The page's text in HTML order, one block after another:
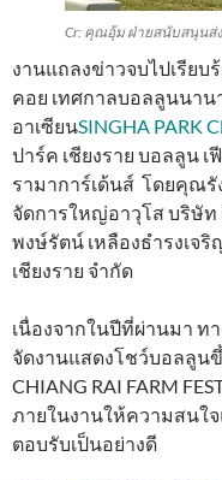
Cr: คุณอุ้ม ฝ่ายสนับสนุนส่งเ
งานแถลงข่าวจบไปเรีย
คอย เทศกาลบอลลูนนา
อาเซียนSINGHA PARK
ปาร์ค เชียงราย บอลลูน เ
รามาการ์เด้นส์ โดยคุณ
จัดการใหญ่อาวุโส บริษั
พงษ์รัตน์ เหลืองธำรงเจ
เชียงราย จำกัด
เนื่องจากในปีที่ผ่านมา ท
จัดงานแสดงโชว์บอลลูนขึ้
CHIANG RAI FARM
ภายในงานให้ความสนใจ
ตอบรับเป็นอย่างดี